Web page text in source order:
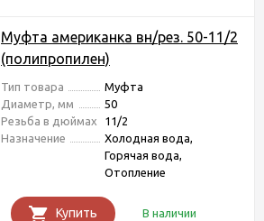
Муфта американка вн/рез. 50-11/2
(полипропилен)
Тип товара
Муфта
Диаметр, мм
50
Резьба в дюймах
11/2
Назначение
Холодная вода,
Горячая вода,
Отопление
Купить В наличии